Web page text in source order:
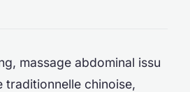
massage abdominal issu
traditionnelle chinoise,